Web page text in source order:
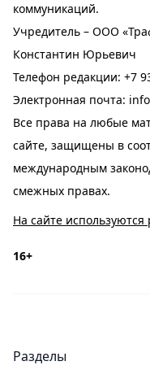
коммуникаций.
Учредитель – ООО
Константин Юрьевич
Телефон редакции: +7
Электронная почта:
Все права на любые
сайте, защищены в
международным
смежных правах.
На сайте
16+
Разделы